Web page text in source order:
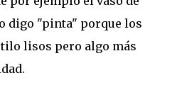
digo "pinta" porque los
lisos pero algo más